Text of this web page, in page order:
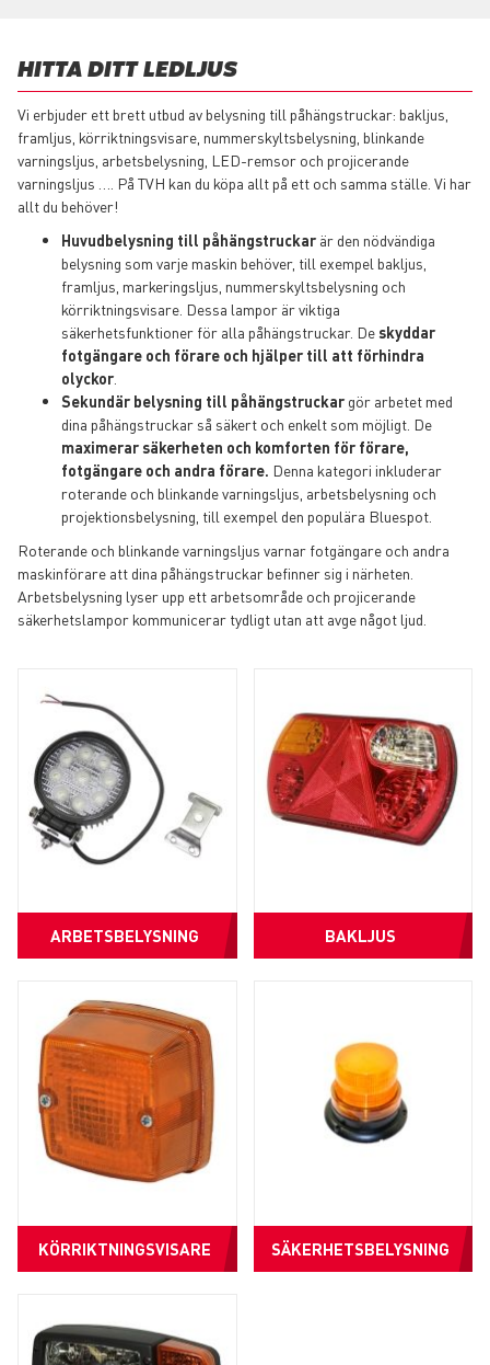
HITTA DITT LEDLJUS
Vi erbjuder ett brett utbud av belysning till påhängstruckar: bakljus,
framljus, körriktningsvisare, nummerskyltsbelysning, blinkande
varningsljus, arbetsbelysning, LED-remsor och projicerande
varningsljus …. På TVH kan du köpa allt på ett och samma ställe. Vi har
allt du behöver!
Huvudbelysning till påhängstruckar är den nödvändiga
belysning som varje maskin behöver, till exempel bakljus,
framljus, markeringsljus, nummerskyltsbelysning och
körriktningsvisare. Dessa lampor är viktiga
säkerhetsfunktioner för alla påhängstruckar. De skyddar
fotgängare och förare och hjälper till att förhindra
olyckor
Sekundär belysning till påhängstruckar gör arbetet med
dina påhängstruckar så säkert och enkelt som möjligt. De
maximerar säkerheten och komforten för förare,
fotgängare och andra förare. Denna kategori inkluderar
roterande och blinkande varningsljus, arbetsbelysning och
projektionsbelysning, till exempel den populära Bluespot.
Roterande och blinkande varningsljus varnar fotgängare och andra
maskinförare att dina påhängstruckar befinner sig i närheten.
Arbetsbelysning lyser upp ett arbetsområde och projicerande
säkerhetslampor kommunicerar tydligt utan att avge något ljud.
ARBETSBELYSNING BAKLJUS
KÖRRIKTNINGSVISARE SÄKERHETSBELYSNING